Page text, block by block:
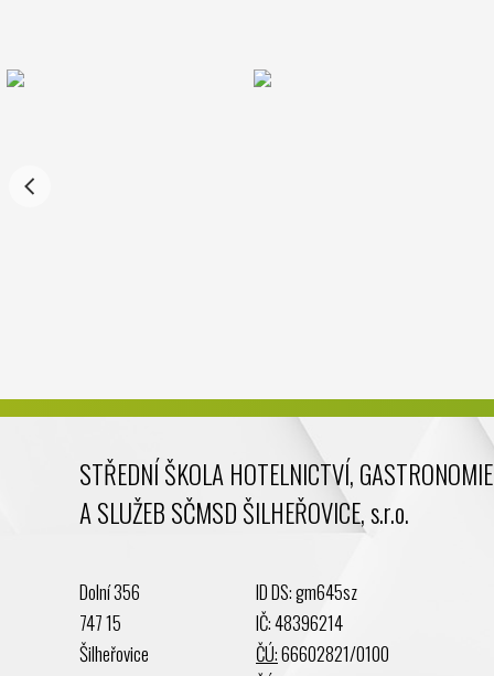
STŘEDNÍ ŠKOLA HOTELNICTVÍ, GASTRONOMIE
A SLUŽEB SČMSD ŠILHEŘOVICE, s.r.o.
Dolní 356
747 15
Šilheřovice
ID DS: gm645sz
IČ: 48396214
ČÚ:66602821/0100